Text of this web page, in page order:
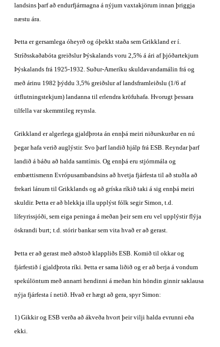
landsins þarf að endurfjármagna á nýjum vaxtakjörum innan þriggja
næstu ára.
Þetta er gersamlega óheyrð og óþekkt staða sem Grikkland er í.
Stríðsskaðabóta greiðslur Þýskalands voru 2,5% á ári af þjóðartekjum
Þýskalands frá 1925-1932. Suður-Ameríku skuldavandamálin frá og
með árinu 1982 þýddu 3,5% greiðslur af landsframleiðslu (1/6 af
útflutningstekjum) landanna til erlendra kröfuhafa. Hvorugt þessara
tilfella var skemmtileg reynsla.
Grikkland er algerlega gjaldþrota án ennþá meiri niðurskurðar en nú
þegar hafa verið auglýstir. Svo þarf landið hjálp frá ESB. Reyndar þarf
landið á báðu að halda samtímis. Og ennþá eru stjórnmála og
embættismenn Evrópusambandsins að hvetja fjárfesta til að stuðla að
frekari lánum til Grikklands og að gríska ríkið taki á sig ennþá meiri
skuldir. Þetta er að blekkja illa upplýst fólk segir Simon, t.d.
lífeyrissjóði, sem eiga peninga á meðan þeir sem eru vel upplýstir flýja
öskrandi burt; t.d. stórir bankar sem vita hvað er að gerast.
Þetta er að gerast með aðstoð klappliðs ESB. Komið til okkar og
fjárfestið í gjaldþrota ríki. Þetta er sama liðið og er að berja á vondum
spekúlöntum með annarri hendinni á meðan hin höndin ginnir saklausa
nýja fjárfesta í netið. Hvað er hægt að gera, spyr Simon:
1) Gikkir og ESB verða að ákveða hvort þeir vilji halda evrunni eða
ekki.